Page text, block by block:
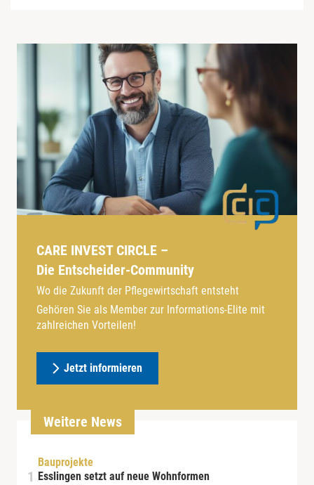
CARE INVEST CIRCLE –
Die Entscheider-Community
Wo die Zukunft der Pflegewirtschaft entsteht
Gehören Sie als Member zur Informations-Elite mit
zahlreichen Vorteilen!
Jetzt informieren
Weitere News
Bauprojekte
Esslingen setzt auf neue Wohnformen